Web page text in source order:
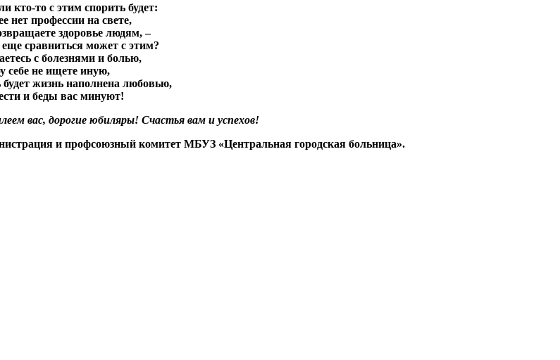
кто-то с этим спорить будет:
нет профессии на свете,
здоровье людям, –
сравниться может с этим?
с болезнями и болью,
себе не ищете иную,
будет жизнь наполнена любовью,
и беды вас минуют!
вас, дорогие юбиляры! Счастья вам и успехов!
и профсоюзный комитет МБУЗ «Центральная городская больница».